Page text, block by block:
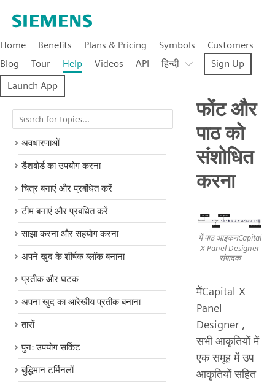
Home Benefits Plans & Pricing Symbols
Customers
Blog
Tour Help Videos API हिन्दी
Sign Up
Launch App
अवधारणाओं
डैशबोर्ड का उपयोग करना
चित्र बनाएं और प्रबंधित करें
टीम बनाएं और प्रबंधित करें
साझा करना और सहयोग करना
अपने खुद के शीर्षक ब्लॉक बनाना
प्रतीक और घटक
अपना खुद का आरेखीय प्रतीक बनाना
तारों
पुन: उपयोग सर्किट
बुद्धिमान टर्मिनलों
फोंट और
पाठ को
संशोधित
करना
में पाठ आइकनCapital
X Panel Designer
संपादक
मेंCapital X
Panel
Designer ,
सभी आकृतियों में
एक समूह में उप
आकृतियों सहित